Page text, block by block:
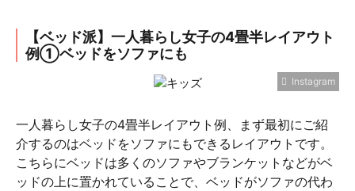
【ベッド派】一人暮らし女子の4畳半レイアウト
例①ベッドをソファにも
Instagram
一人暮らし女子の4畳半レイアウト例、まず最初にご紹
介するのはベッドをソファにもできるレイアウトです。
こちらにベッドは多くのソファやブランケットなどがベ
ッドの上に置かれていることで、ベッドがソファの代わ